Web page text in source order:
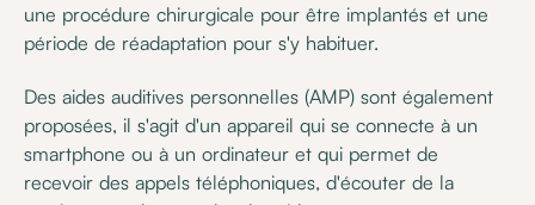
une procédure chirurgicale pour être implantés et une
période de réadaptation pour s'y habituer.
Des aides auditives personnelles (AMP) sont également
proposées, il s'agit d'un appareil qui se connecte à un
smartphone ou à un ordinateur et qui permet de
recevoir des appels téléphoniques, d'écouter de la